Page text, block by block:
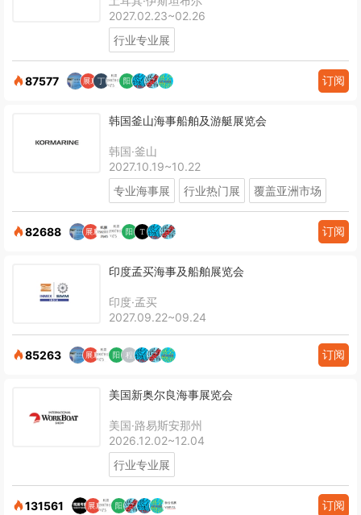
2027.02.23~02.26
行业专业展
87577 订阅
韩国釜山海事船舶及游艇展览会
韩国·釜山
2027.10.19~10.22
专业海事展
行业热门展 覆盖亚洲市场
82688 订阅
印度孟买海事及船舶展览会
印度·孟买
2027.09.22~09.24
85263 订阅
美国新奥尔良海事展览会
美国·路易斯安那州
2026.12.02~12.04
行业专业展
131561 订阅